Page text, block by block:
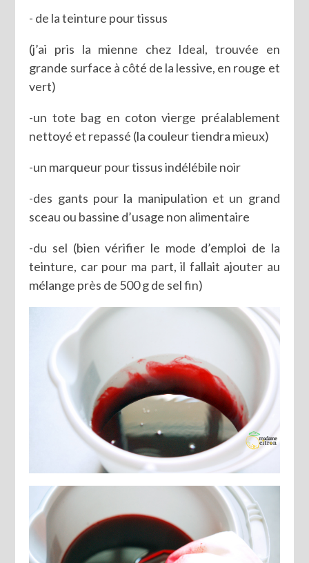
- de la teinture pour tissus
(j’ai pris la mienne chez Ideal, trouvée en
grande surface à côté de la lessive, en rouge et
vert)
-un tote bag en coton vierge préalablement
nettoyé et repassé (la couleur tiendra mieux)
-un marqueur pour tissus indélébile noir
-des gants pour la manipulation et un grand
sceau ou bassine d’usage non alimentaire
-du sel (bien vérifier le mode d’emploi de la
teinture, car pour ma part, il fallait ajouter au
mélange près de 500 g de sel fin)